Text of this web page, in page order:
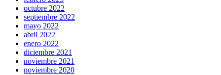
octubre 2022
septiembre 2022
mayo 2022
abril 2022
enero 2022
diciembre 2021
noviembre 2021
noviembre 2020